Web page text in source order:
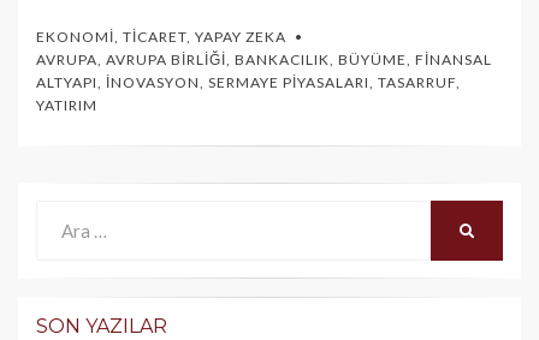
EKONOMI, TICARET, YAPAY ZEKA
AVRUPA, AVRUPA BIRLIĞI, BANKACILIK, BÜYÜME, FINANSAL
ALTYAPI, İNOVASYON, SERMAYE PIYASALARI, TASARRUF,
YATIRIM
SON YAZILAR